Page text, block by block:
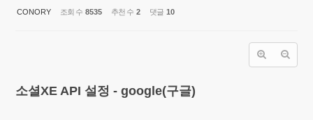
CONORY 조회 수 8535 추천 수 2 댓글 10
소셜XE API 설정 - google(구글)